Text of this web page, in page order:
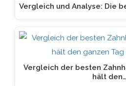
Vergleich und Analyse: Die
Vergleich der besten
hält den…